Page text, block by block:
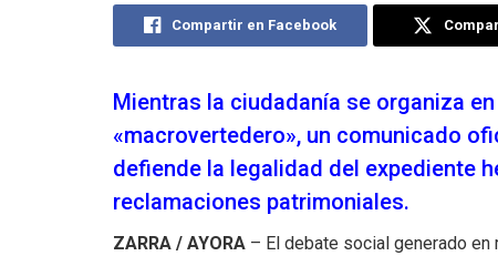
Compartir en Facebook
Mientras la ciudadanía se organiza
«macrovertedero», un comunicado
defiende la legalidad del expediente
reclamaciones patrimoniales.
ZARRA / AYORA – El debate social generado